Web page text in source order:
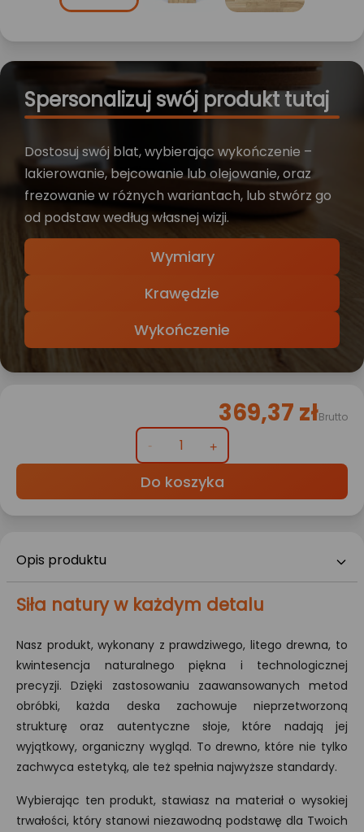
Spersonalizuj swój produkt tutaj
Dostosuj swój blat, wybierając wykończenie –
lakierowanie, bejcowanie lub olejowanie, oraz
frezowanie w różnych wariantach, lub stwórz go
od podstaw według własnej wizji.
Wymiary
Krawędzie
Wykończenie
369,37 złBrutto
Do koszyka
Opis produktu
Siła natury w każdym detalu
Nasz produkt, wykonany z prawdziwego, litego drewna, to
kwintesencja naturalnego piękna i technologicznej
precyzji. Dzięki zastosowaniu zaawansowanych metod
obróbki, każda deska zachowuje nieprzetworzoną
strukturę oraz autentyczne słoje, które nadają jej
wyjątkowy, organiczny wygląd. To drewno, które nie tylko
zachwyca estetyką, ale też spełnia najwyższe standardy.
Wybierając ten produkt, stawiasz na materiał o wysokiej
trwałości, który stanowi niezawodną podstawę dla Twoich